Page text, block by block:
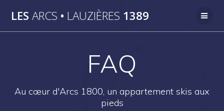
au
LES ARCS • LAUZIÈRES 1389
FAQ
Au cœur d'Arcs 1800, un appartement skis aux
pieds